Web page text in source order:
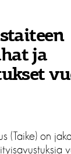
ja
(Taike) on